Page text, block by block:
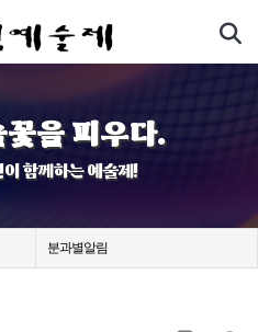
꽃을 피우다.
함께하는 예술제!
분과별알림